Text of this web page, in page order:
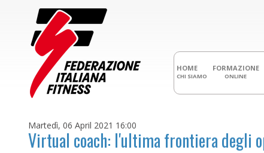
HOME
CHI SIAMO
FORMAZIONE
ONLINE
Martedì, 06 April 2021 16:00
Virtual coach: l'ultima frontiera degli